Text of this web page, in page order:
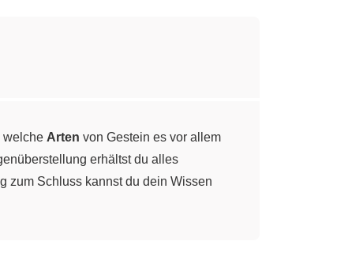
welche Arten von Gestein es vor allem
erhältst du alles
zum Schluss kannst du dein Wissen